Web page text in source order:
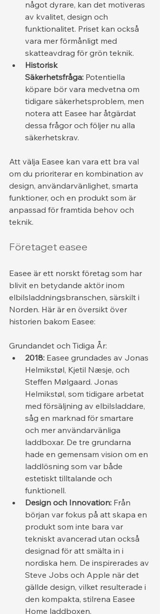
något dyrare, kan det motiveras
av kvalitet, design och
funktionalitet. Priset kan också
vara mer förmånligt med
skatteavdrag för grön teknik.
Historisk
Säkerhetsfråga: Potentiella
köpare bör vara medvetna om
tidigare säkerhetsproblem, men
notera att Easee har åtgärdat
dessa frågor och följer nu alla
säkerhetskrav.
Att välja Easee kan vara ett bra val
om du prioriterar en kombination av
design, användarvänlighet, smarta
funktioner, och en produkt som är
anpassad för framtida behov och
teknik.
Företaget easee
Easee är ett norskt företag som har
blivit en betydande aktör inom
elbilsladdningsbranschen, särskilt i
Norden. Här är en översikt över
historien bakom Easee:
Grundandet och Tidiga År:
2018: Easee grundades av Jonas
Helmikstøl, Kjetil Næsje, och
Steffen Mølgaard. Jonas
Helmikstøl, som tidigare arbetat
med försäljning av elbilsladdare,
såg en marknad för smartare
och mer användarvänliga
laddboxar. De tre grundarna
hade en gemensam vision om en
laddlösning som var både
estetiskt tilltalande och
funktionell.
Design och Innovation: Från
början var fokus på att skapa en
produkt som inte bara var
tekniskt avancerad utan också
designad för att smälta in i
nordiska hem. De inspirerades av
Steve Jobs och Apple när det
gällde design, vilket resulterade i
den kompakta, stilrena Easee
Home laddboxen.